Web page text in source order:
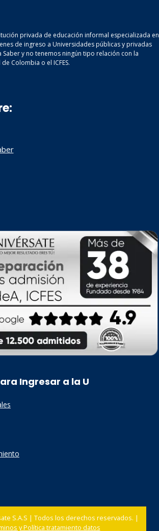
privada de educación informal especializada en
de ingreso a Universidades públicas y privadas
Saber y no tenemos ningún tipo relación con la
de Colombia o el ICFES.
Ingresar a la U
S.A.S | Todos los derechos reservados. |
y Política tratamiento datos